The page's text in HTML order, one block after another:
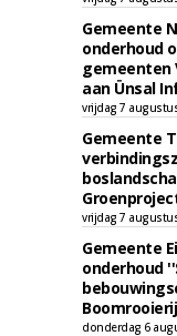
Gemeente
onderhoud
gemeenten
aan Ünsal
vrijdag 7
Gemeente
vrijdag 7
Gemeente
onderhoud
donderdag 6